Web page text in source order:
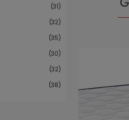
31
32
35
30
32
38